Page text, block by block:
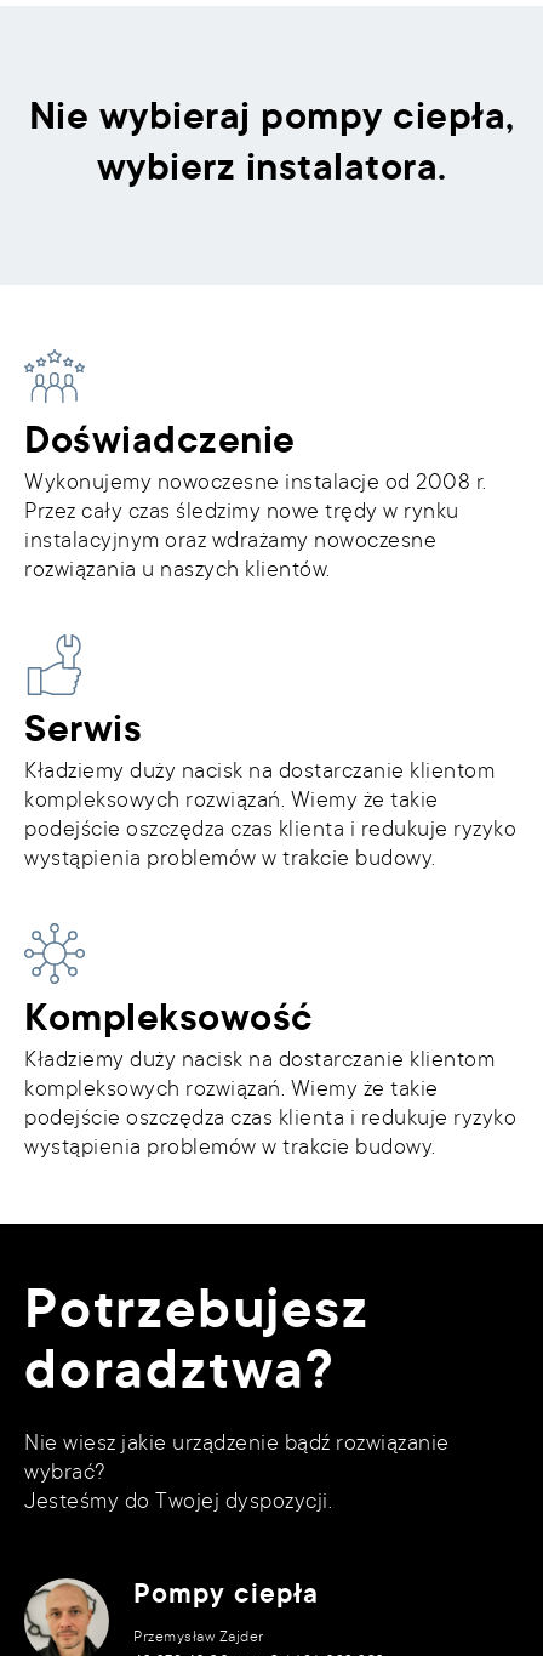
Nie wybieraj pompy ciepła,
wybierz instalatora.
Doświadczenie
Wykonujemy nowoczesne instalacje od 2008 r.
Przez cały czas śledzimy nowe trędy w rynku
instalacyjnym oraz wdrażamy nowoczesne
rozwiązania u naszych klientów.
Serwis
Kładziemy duży nacisk na dostarczanie klientom
kompleksowych rozwiązań. Wiemy że takie
podejście oszczędza czas klienta i redukuje ryzyko
wystąpienia problemów w trakcie budowy.
Kompleksowość
Kładziemy duży nacisk na dostarczanie klientom
kompleksowych rozwiązań. Wiemy że takie
podejście oszczędza czas klienta i redukuje ryzyko
wystąpienia problemów w trakcie budowy.
Potrzebujesz
doradztwa?
Nie wiesz jakie urządzenie bądź rozwiązanie
wybrać?
Jesteśmy do Twojej dyspozycji.
Pompy ciepła
Przemysław Zajder